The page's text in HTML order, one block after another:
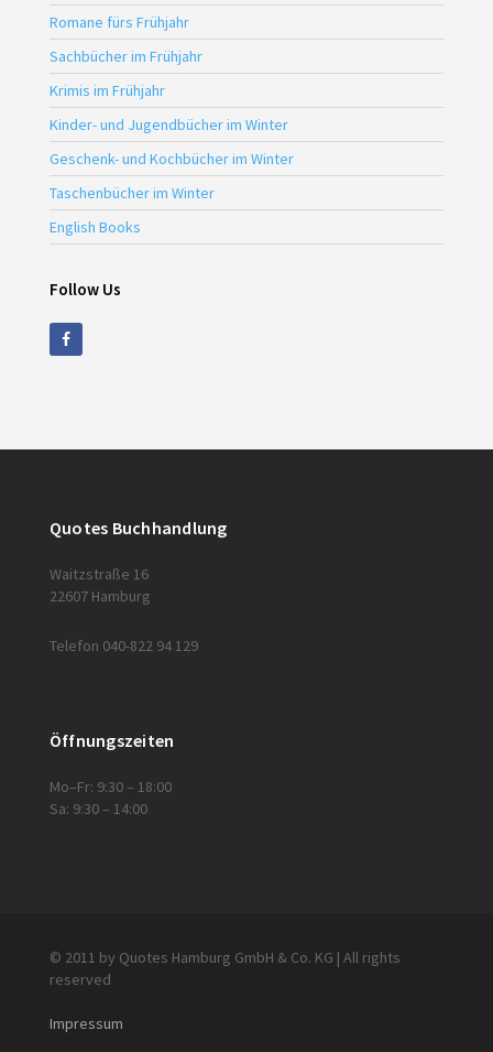
Romane fürs Frühjahr
Sachbücher im Frühjahr
Krimis im Frühjahr
Kinder- und Jugendbücher im Winter
Geschenk- und Kochbücher im Winter
Taschenbücher im Winter
English Books
Follow Us
Quotes Buchhandlung
Waitzstraße 16
22607 Hamburg
Telefon 040-822 94 129
Öffnungszeiten
Mo–Fr: 9:30 – 18:00
Sa: 9:30 – 14:00
© 2011 by Quotes Hamburg GmbH & Co. KG | All rights
reserved
Impressum